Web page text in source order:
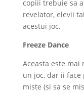
copiii trebuie sa
revelator, elevii
acestui joc.
Freeze Dance
Aceasta este
un joc, dar ii face
miste (si sa se